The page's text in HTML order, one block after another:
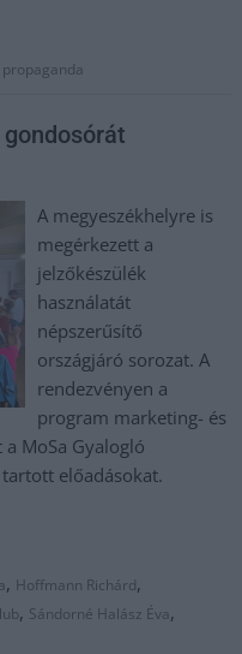
propaganda
A megyeszékhelyre is
megérkezett a
jelzőkészülék
használatát
népszerűsítő
országjáró sorozat. A
rendezvényen a
program marketing- és
MoSa Gyalogló
előadásokat.
, Hoffmann Richárd,
, Sándorné Halász Éva,